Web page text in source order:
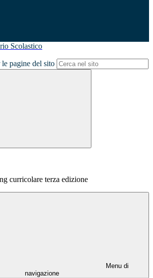
Scolastico
pagine del sito
curricolare terza edizione
Menu di
navigazione